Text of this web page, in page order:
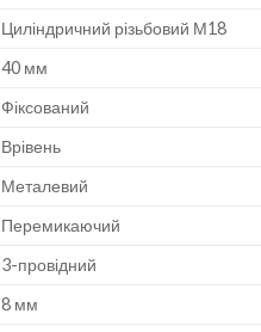
Циліндричний різьбовий М18
40 мм
Фіксований
Врівень
Металевий
Перемикаючий
3-провідний
8 мм